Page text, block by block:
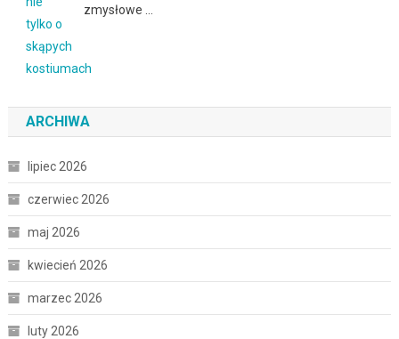
zmysłowe …
ARCHIWA
lipiec 2026
czerwiec 2026
maj 2026
kwiecień 2026
marzec 2026
luty 2026